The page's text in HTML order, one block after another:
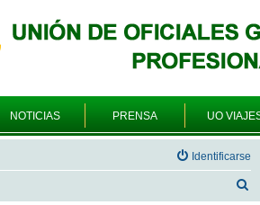
NOTICIAS PRENSA UO
Identificarse